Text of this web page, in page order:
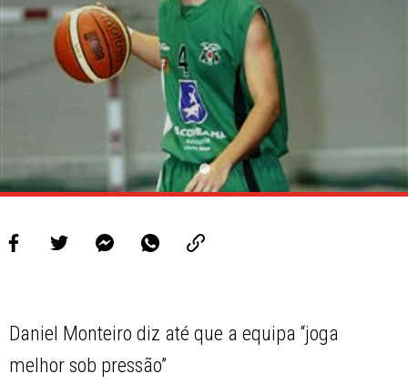
Daniel Monteiro diz até que a equipa “joga
melhor sob pressão”